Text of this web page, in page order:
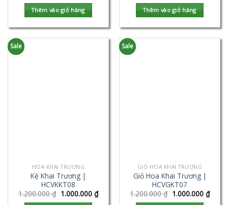
Thêm vào giỏ hàng Thêm vào giỏ hàng
Sale
HOA KHAI TRƯƠNG
Kệ Khai Trương |
HCVKKT08
1.200.000₫ 1.000.000 ₫
Sale
GIỎ HOA KHAI TRƯƠNG
Giỏ Hoa Khai Trương |
HCVGKT07
1.200.000₫ 1.000.000 ₫